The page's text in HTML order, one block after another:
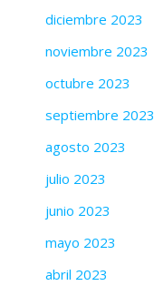
diciembre 2023
noviembre 2023
octubre 2023
septiembre 2023
agosto 2023
julio 2023
junio 2023
mayo 2023
abril 2023